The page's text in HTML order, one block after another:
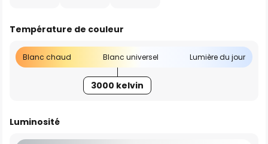
Température de couleur
Blanc chaud Blanc universel Lumière du jour
3000 kelvin
Luminosité